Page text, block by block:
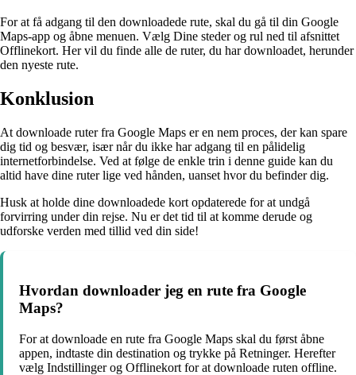
For at få adgang til den downloadede rute, skal du gå til din Google
Maps-app og åbne menuen. Vælg Dine steder og rul ned til afsnittet
Offlinekort. Her vil du finde alle de ruter, du har downloadet, herunder
den nyeste rute.
Konklusion
At downloade ruter fra Google Maps er en nem proces, der kan spare
dig tid og besvær, især når du ikke har adgang til en pålidelig
internetforbindelse. Ved at følge de enkle trin i denne guide kan du
altid have dine ruter lige ved hånden, uanset hvor du befinder dig.
Husk at holde dine downloadede kort opdaterede for at undgå
forvirring under din rejse. Nu er det tid til at komme derude og
udforske verden med tillid ved din side!
Hvordan downloader jeg en rute fra Google
Maps?
For at downloade en rute fra Google Maps skal du først åbne
appen, indtaste din destination og trykke på Retninger. Herefter
vælg Indstillinger og Offlinekort for at downloade ruten offline.